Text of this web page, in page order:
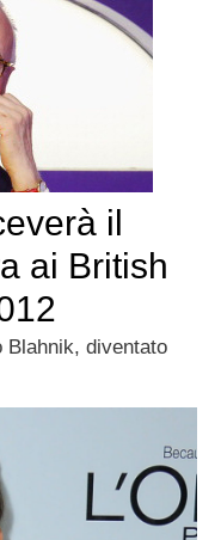
il
ai British
Blahnik, diventato